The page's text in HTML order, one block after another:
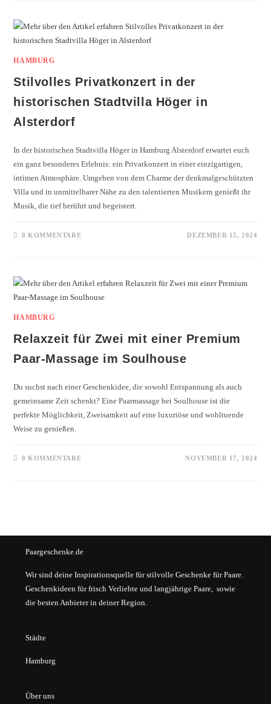
HAMBURG
Stilvolles Privatkonzert in der
historischen Stadtvilla Höger in
Alsterdorf
In der historischen Stadtvilla Höger in Hamburg Alsterdorf erwartet euch
ein ganz besonderes Erlebnis: ein Privatkonzert in einer einzigartigen,
intimen Atmosphäre. Umgeben von dem Charme der denkmalgeschützten
Villa und in unmittelbarer Nähe zu den talentierten Musikern genießt ihr
Musik, die tief berührt und begeistert.
0 KOMMENTARE DEZEMBER 15, 2024
HAMBURG
Relaxzeit für Zwei mit einer Premium
Paar-Massage im Soulhouse
Du suchst nach einer Geschenkidee, die sowohl Entspannung als auch
gemeinsame Zeit schenkt? Eine Paarmassage bei Soulhouse ist die
perfekte Möglichkeit, Zweisamkeit auf eine luxuriöse und wohltuende
Weise zu genießen.
0 KOMMENTARE NOVEMBER 17, 2024
Paargeschenke.de
Wir sind deine Inspirationsquelle für stilvolle Geschenke für Paare.
Geschenkideen für frisch Verliebte und langjährige Paare, sowie
die besten Anbieter in deiner Region.
Städte
Hamburg
Über uns